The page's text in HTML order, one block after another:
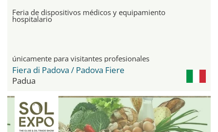
Feria de dispositivos médicos y equipamiento
hospitalario
únicamente para visitantes profesionales
Fiera di Padova / Padova Fiere
Padua